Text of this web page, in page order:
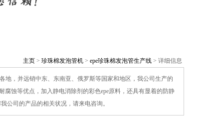
主页 > 珍珠棉发泡管机 > epe珍珠棉发泡管生产线 > 详细信息
地，并远销中东、东南亚、俄罗斯等国家和地区，我公司生产的
蚀等优点，加入静电消除剂的彩色epe原料，还具有显着的防静
公司的产品的相关状况，请来电咨询。